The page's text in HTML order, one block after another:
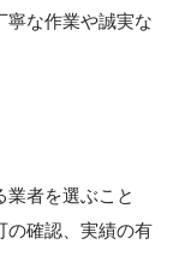
寧な作業や誠実な
者を選ぶこと
の確認、実績の有